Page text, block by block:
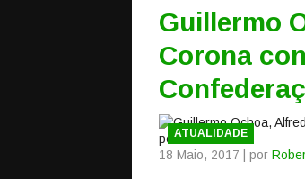
Guillermo
Corona
18 Maio, 2017 | por
ATUALIDADE